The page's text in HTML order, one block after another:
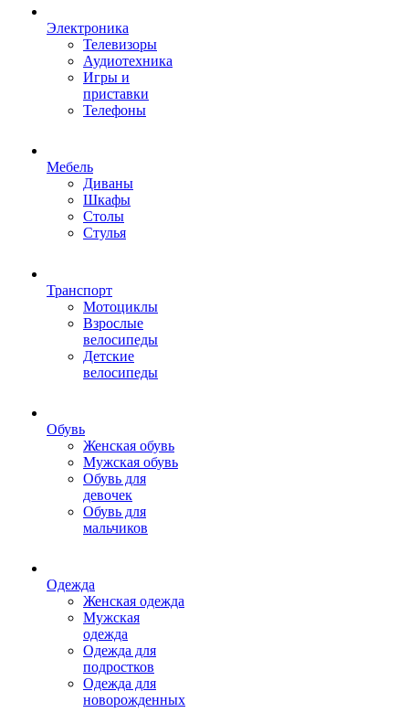
Электроника
Телевизоры
Аудиотехника
Игры и
приставки
Телефоны
Мебель
Диваны
Шкафы
Столы
Стулья
Транспорт
Мотоциклы
Взрослые
велосипеды
Детские
велосипеды
Обувь
Женская обувь
Мужская обувь
Обувь для
девочек
Обувь для
мальчиков
Одежда
Женская одежда
Мужская
одежда
Одежда для
подростков
Одежда для
новорожденных